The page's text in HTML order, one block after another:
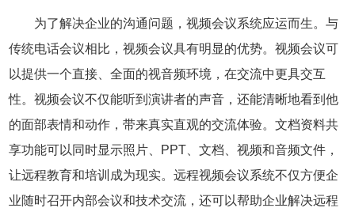
为了解决企业的沟通问题，视频会议系统应运而生。与
传统电话会议相比，视频会议具有明显的优势。视频会议可
以提供一个直接、全面的视音频环境，在交流中更具交互
性。视频会议不仅能听到演讲者的声音，还能清晰地看到他
的面部表情和动作，带来真实直观的交流体验。文档资料共
享功能可以同时显示照片、PPT、文档、视频和音频文件，
让远程教育和培训成为现实。远程视频会议系统不仅方便企
业随时召开内部会议和技术交流，还可以帮助企业解决远程